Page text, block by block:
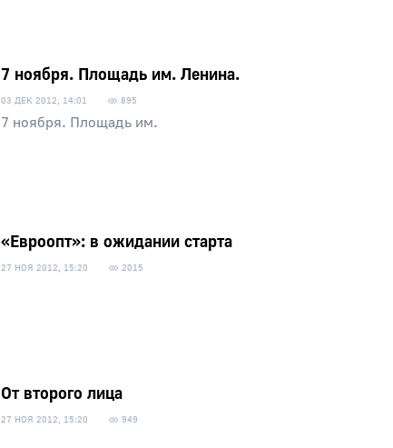
7 ноября. Площадь им. Ленина.
03 ДЕК 2012, 14:01 895
7 ноября. Площадь им.
«Евроопт»: в ожидании старта
27 НОЯ 2012, 15:20 2015
От второго лица
27 НОЯ 2012, 15:20 949